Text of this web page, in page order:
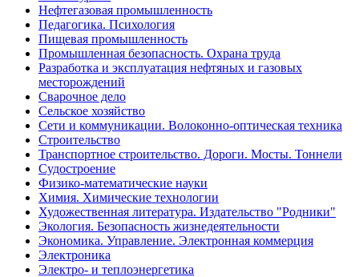
Нефтегазовая промышленность
Педагогика. Психология
Пищевая промышленность
Промышленная безопасность. Охрана труда
Разработка и эксплуатация нефтяных и газовых
месторождений
Сварочное дело
Сельское хозяйство
Сети и коммуникации. Волоконно-оптическая техника
Строительство
Транспортное строительство. Дороги. Мосты. Тоннели
Судостроение
Физико-математические науки
Химия. Химические технологии
Художественная литература. Издательство "Родники"
Экология. Безопасность жизнедеятельности
Экономика. Управление. Электронная коммерция
Электроника
Электро- и теплоэнергетика